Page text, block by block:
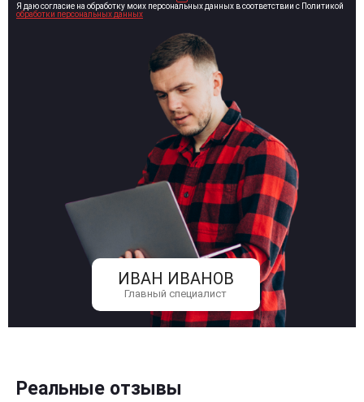
ИВАН ИВАНОВ
Главный специалист
Я даю согласие на обработку моих персональных данных в соответствии с Политикой
обработки персональных данных
Реальные отзывы